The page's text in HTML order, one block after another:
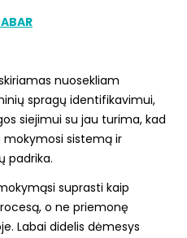
nuosekliam
spragų identifikavimui,
siejimui su jau turima, kad
mokymosi sistemą ir
padrika.
suprasti kaip
o ne priemonę
Labai didelis dėmesys